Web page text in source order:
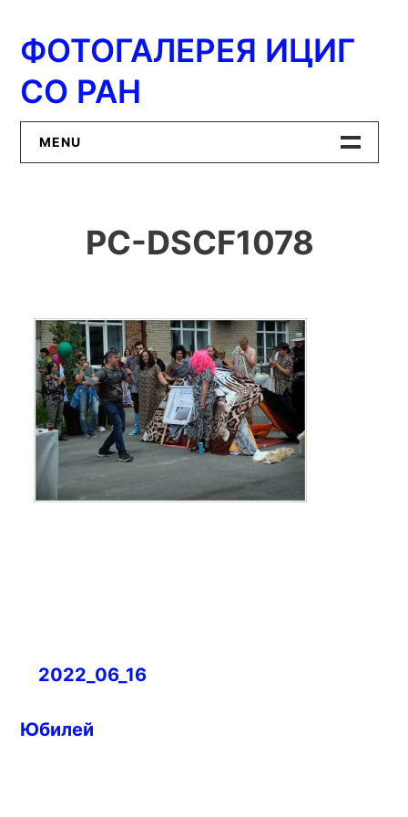
содержимому
ФОТОГАЛЕРЕЯ ИЦИГ
СО РАН
MENU
ИЦиГ СО РАН
PC-DSCF1078
Навигация
записям
2022_06_16
Юбилей